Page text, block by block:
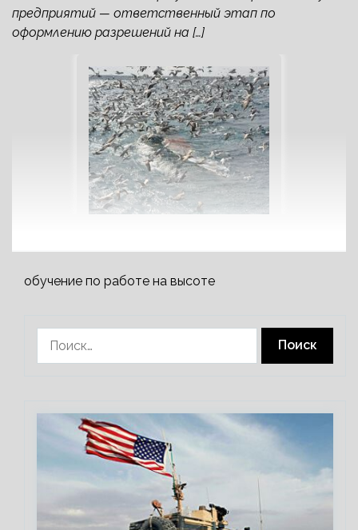
предприятий — ответственный этап по
оформлению разрешений на […]
обучение по работе на высоте